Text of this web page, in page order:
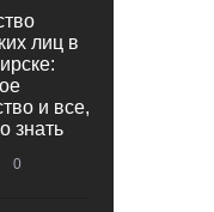
лиц в
и все,
знать
0